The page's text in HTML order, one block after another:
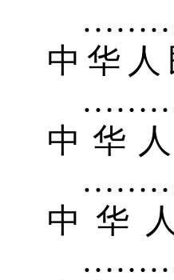
中华
中华
中华